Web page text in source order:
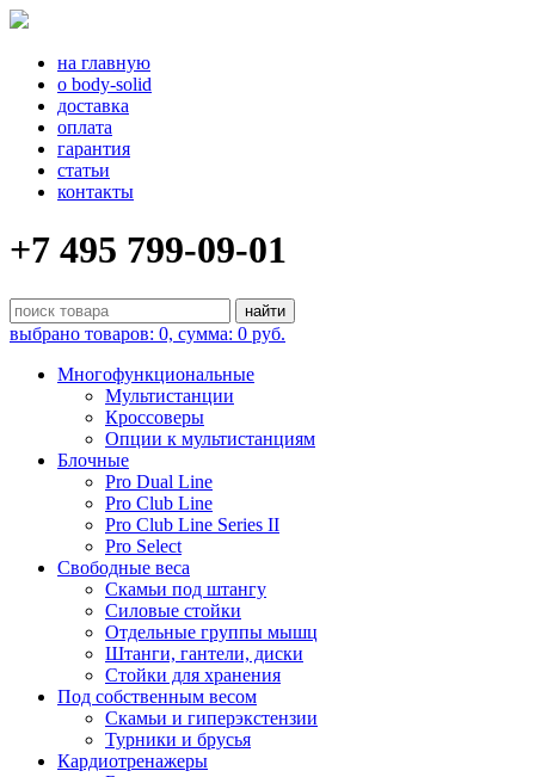
на главную
о body-solid
доставка
оплата
гарантия
статьи
контакты
+7 495 799-09-01
выбрано товаров: 0, сумма: 0 руб.
Многофункциональные
Мультистанции
Кроссоверы
Опции к мультистанциям
Блочные
Pro Dual Line
Pro Club Line
Pro Club Line Series II
Pro Select
Свободные веса
Скамьи под штангу
Силовые стойки
Отдельные группы мышц
Штанги, гантели, диски
Стойки для хранения
Под собственным весом
Скамьи и гиперэкстензии
Турники и брусья
Кардиотренажеры